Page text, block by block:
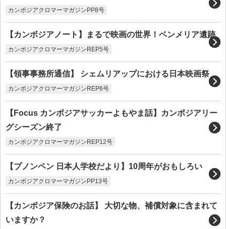
カンボジアクロマーマガジンPP8号
【カンボジアノート】まるで映画の世界！ベンメリア遺跡
カンボジアクロマーマガジンREP5号
【領事事務所通信】 シェムリアップにおける日本映画祭
カンボジアクロマーマガジンREP6号
【Focus カンボジアサッカーよもやま話】カンボジアリー
グシーズン終了
カンボジアクロマーマガジンREP12号
【プノンペン 日本人学校だより】10周年がおもしろい
カンボジアクロマーマガジンPP13号
【カンボジア保険のお話】 大切な物、補償対象に含まれて
いますか？